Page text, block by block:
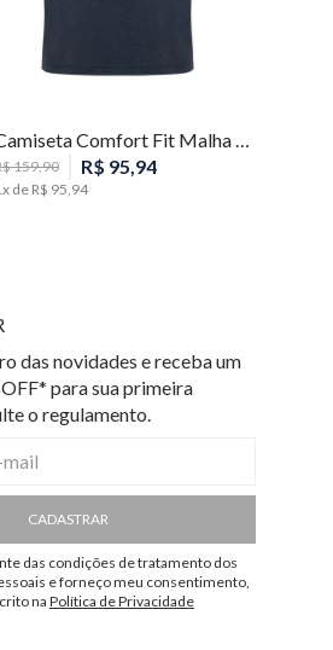
M
Camiseta Comfort Fit Malha Listras Masculina Individual
159,90 R$ 95,94
x de R$ 95 94
das novidades e receba um
para sua primeira
o regulamento.
CADASTRAR
das condições de tratamento dos
e forneço meu consentimento,
naPolítica de Privacidade